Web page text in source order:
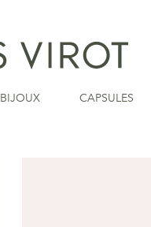
BIJOUX CAPSULES